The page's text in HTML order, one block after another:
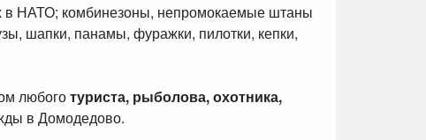
в НАТО; комбинезоны, непромокаемые штаны
шапки, панамы, фуражки, пилотки, кепки,
любоготуриста, рыболова, охотника,
в Домодедово.